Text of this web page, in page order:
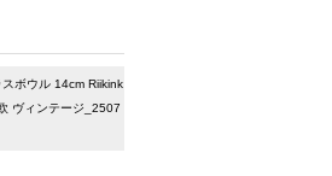
ボウル 14cm Riikink
ヴィンテージ_2507